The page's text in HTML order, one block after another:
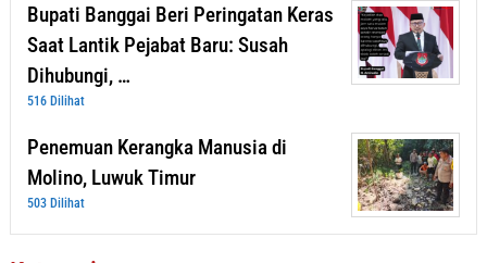
Bupati Banggai Beri Peringatan Keras
Saat Lantik Pejabat Baru: Susah
Dihubungi, …
516 Dilihat
Penemuan Kerangka Manusia di
Molino, Luwuk Timur
503 Dilihat